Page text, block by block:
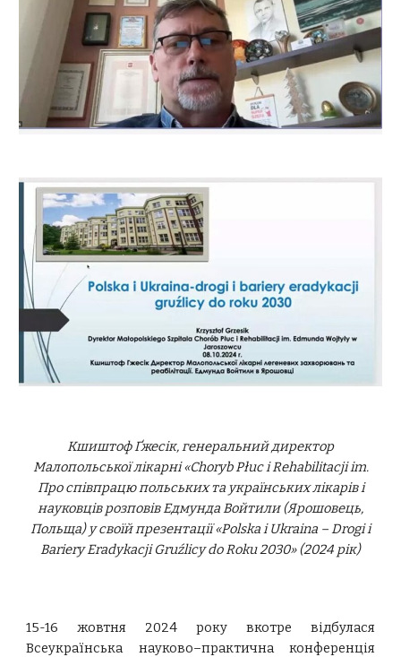
Кшиштоф Ґжесік, генеральний директор
Малопольської лікарні «Chorуb Płuc i Rehabilitacji im.
Про співпрацю польських та українських лікарів і
науковців розповів Едмунда Войтили (Ярошовець,
Польща) у своїй презентації «Polska i Ukraina – Drogi i
Bariery Eradykacji Gruźlicy do Roku 2030»(2024 рік)
15-16 жовтня 2024 року вкотре відбулася
Всеукраїнська науково–практична конференція